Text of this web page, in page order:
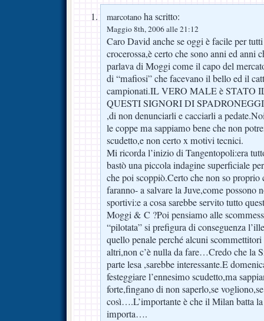
marcotano ha scritto:
Maggio 8th, 2006 alle 21:12
Caro David anche se oggi è facile per
crocerossa,è certo che sono anni ed anni
parlava di Moggi come il capo del
di “mafiosi” che facevano il bello ed il
campionati.IL VERO MALE è STATO
QUESTI SIGNORI DI
,di non denunciarli e cacciarli a
le coppe ma sappiamo bene che non
scudetto,e non certo x motivi tecnici.
Mi ricorda l’inizio di Tangentopoli:era
bastò una piccola indagine superficiale
che poi scoppiò.Certo che non so
faranno- a salvare la Juve,come possono
sportivi:e a cosa sarebbe servito tutto
Moggi & C ?Poi pensiamo alle
“pilotata” si prefigura di conseguenza
quello penale perché alcuni
altri,non c’è nulla da fare…Credo che la
parte lesa ,sarebbe interessante.E
festeggiare l’ennesimo scudetto,ma
forte,fingano di non saperlo,se
così….L’importante è che il Milan batta
importa….